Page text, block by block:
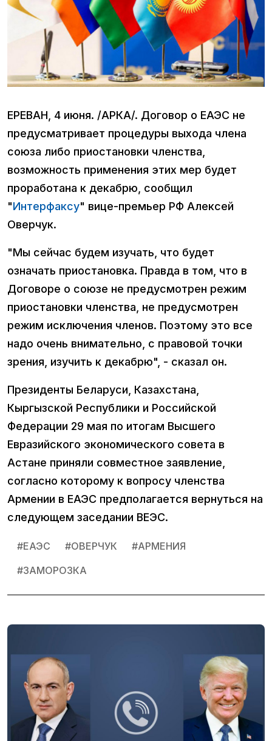
ЕРЕВАН, 4 июня. /АРКА/. Договор о ЕАЭС не
предусматривает процедуры выхода члена
союза либо приостановки членства,
возможность применения этих мер будет
проработана к декабрю, сообщил
"Интерфаксу" вице-премьер РФ Алексей
Оверчук.
"Мы сейчас будем изучать, что будет
означать приостановка. Правда в том, что в
Договоре о союзе не предусмотрен режим
приостановки членства, не предусмотрен
режим исключения членов. Поэтому это все
надо очень внимательно, с правовой точки
зрения, изучить к декабрю", - сказал он.
Президенты Беларуси, Казахстана,
Кыргызской Республики и Российской
Федерации 29 мая по итогам Высшего
Евразийского экономического совета в
Астане приняли совместное заявление,
согласно которому к вопросу членства
Армении в ЕАЭС предполагается вернуться на
следующем заседании ВЕЭС.
#ЕАЭС #ОВЕРЧУК #АРМЕНИЯ
#ЗАМОРОЗКА